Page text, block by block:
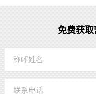
免费获取